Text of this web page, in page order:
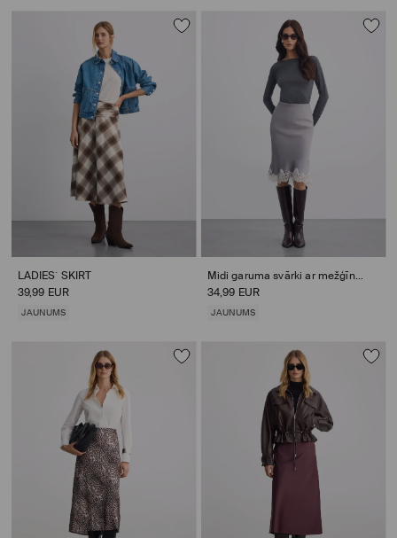
LADIES` SKIRT
39,99 EUR
JAUNUMS
Midi garuma svārki ar mežģīnes rotājumu
34,99 EUR
JAUNUMS